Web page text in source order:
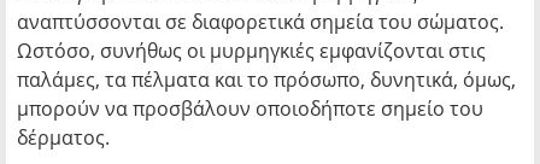
αναπτύσσονται σε διαφορετικά σημεία του σώματος.
Ωστόσο, συνήθως οι μυρμηγκιές εμφανίζονται στις
παλάμες, τα πέλματα και το πρόσωπο, δυνητικά, όμως,
μπορούν να προσβάλουν οποιοδήποτε σημείο του
δέρματος.